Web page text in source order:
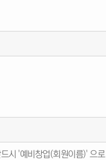
시 '예비창업(회원이름)' 으